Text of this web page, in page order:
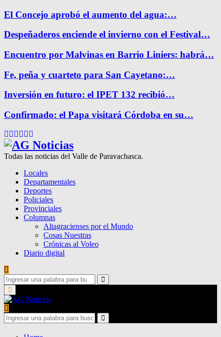
El Concejo aprobó el aumento del agua:…
Despeñaderos enciende el invierno con el Festival…
Encuentro por Malvinas en Barrio Liniers: habrá…
Fe, peña y cuarteto para San Cayetano:…
Inversión en futuro: el IPET 132 recibió…
Confirmado: el Papa visitará Córdoba en su…
Facebook
Twitter
Instagram
Pinterest
Google
Todas las noticias del Valle de Paravachasca.
Locales
Departamentales
Deportes
Policiales
Provinciales
Columnas
Altagracienses por el Mundo
Cosas Nuestras
Crónicas al Voleo
Diario digital
Search
for:
Search
Primary
Menu
Search
for:
Search